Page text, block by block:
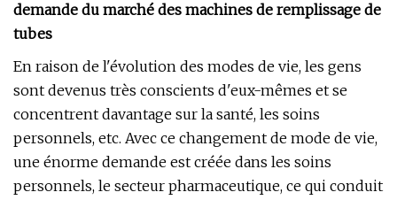
demande du marché des machines de remplissage de
tubes
En raison de l'évolution des modes de vie, les gens
sont devenus très conscients d'eux-mêmes et se
concentrent davantage sur la santé, les soins
personnels, etc. Avec ce changement de mode de vie,
une énorme demande est créée dans les soins
personnels, le secteur pharmaceutique, ce qui conduit